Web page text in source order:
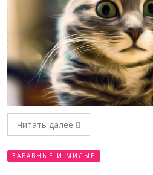
Читать далее
ЗАБАВНЫЕ И МИЛЫЕ